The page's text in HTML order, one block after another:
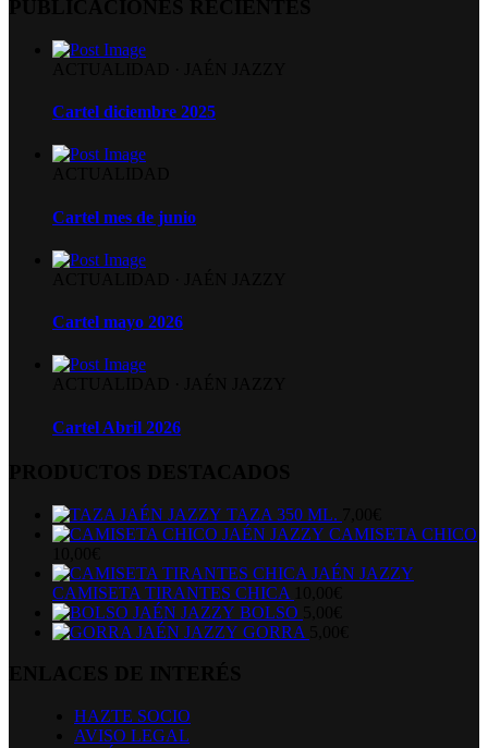
Cartel diciembre 2025
Cartel mes de junio
Cartel mayo 2026
Cartel Abril 2026
TAZA 350 ML.
CAMISETA CHICO
CAMISETA TIRANTES CHICA
BOLSO
GORRA
HAZTE SOCIO
AVISO LEGAL